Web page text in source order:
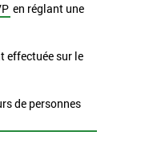
en réglant une
effectuée sur le
de personnes